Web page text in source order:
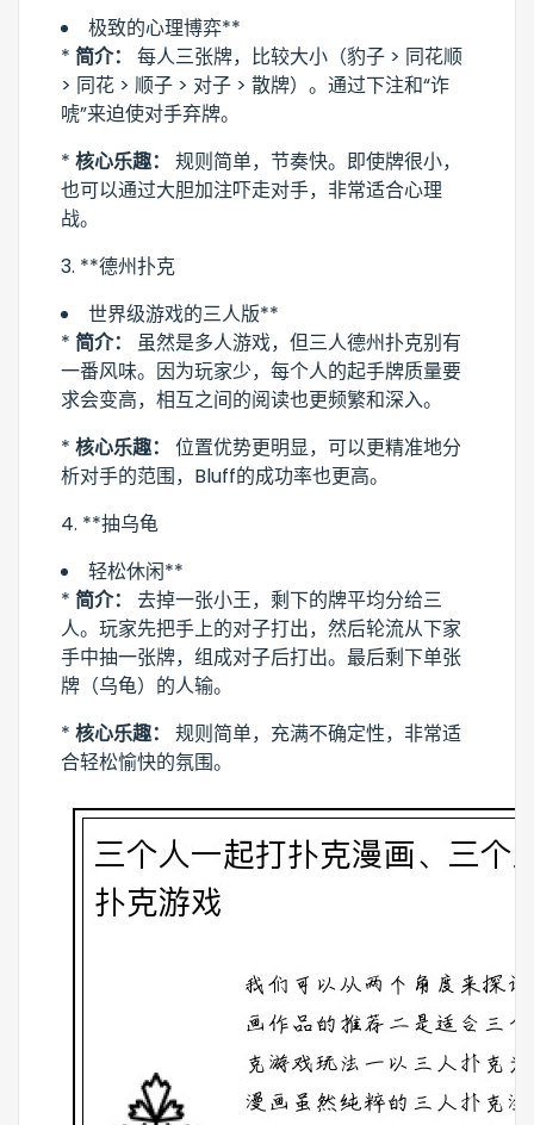
极致的心理博弈**
* 简介：
每人三张牌，比较大小（豹子 > 同花顺
> 同花 > 顺子 > 对子 > 散牌）。通过下注和“诈
唬”来迫使对手弃牌。
* 核心乐趣：
规则简单，节奏快。即使牌很小，
也可以通过大胆加注吓走对手，非常适合心理
战。
3. **德州扑克
世界级游戏的三人版**
* 简介：
虽然是多人游戏，但三人德州扑克别有
一番风味。因为玩家少，每个人的起手牌质量要
求会变高，相互之间的阅读也更频繁和深入。
* 核心乐趣：
位置优势更明显，可以更精准地分
析对手的范围，Bluff的成功率也更高。
4. **抽乌龟
轻松休闲**
* 简介：
去掉一张小王，剩下的牌平均分给三
人。玩家先把手上的对子打出，然后轮流从下家
手中抽一张牌，组成对子后打出。最后剩下单张
牌（乌龟）的人输。
* 核心乐趣：
规则简单，充满不确定性，非常适
合轻松愉快的氛围。